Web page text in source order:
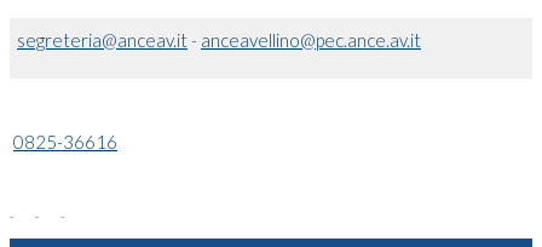
segreteria@anceav.it- anceavellino@pec.ance.av.it
0825-36616